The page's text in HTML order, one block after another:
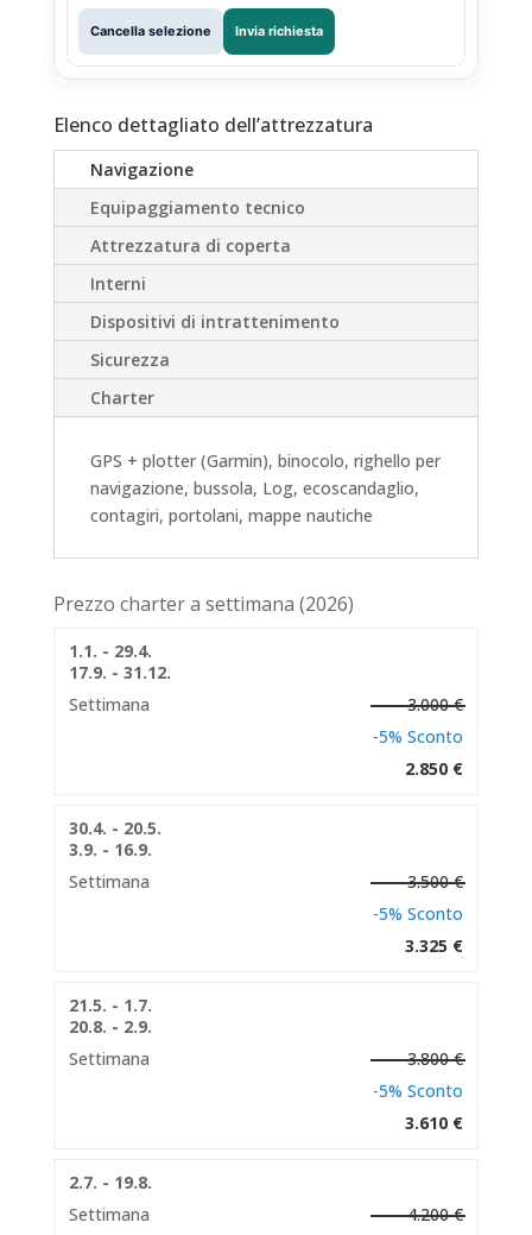
Cancella selezione Invia richiesta
Elenco dettagliato dell’attrezzatura
Navigazione
Equipaggiamento tecnico
Attrezzatura di coperta
Interni
Dispositivi di intrattenimento
Sicurezza
Charter
GPS + plotter (Garmin), binocolo, righello per
navigazione, bussola, Log, ecoscandaglio,
contagiri, portolani, mappe nautiche
Prezzo charter a settimana (2026)
1.1. - 29.4.
17.9. - 31.12.
Settimana
3.000 €
-5% Sconto
2.850 €
30.4. - 20.5.
3.9. - 16.9.
Settimana
3.500 €
-5% Sconto
3.325 €
21.5. - 1.7.
20.8. - 2.9.
Settimana
3.800 €
-5% Sconto
3.610 €
2.7. - 19.8.
Settimana
4.200 €